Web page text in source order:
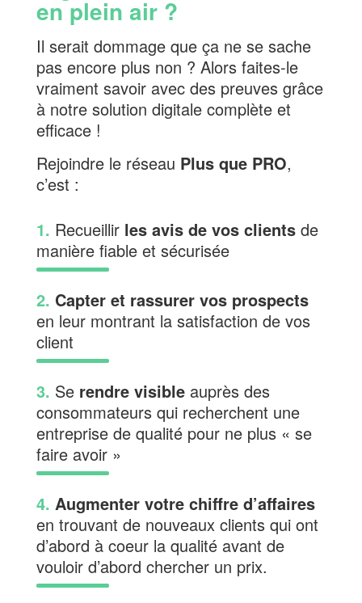
en plein air ?
Il serait dommage que ça ne se sache
pas encore plus non ? Alors faites-le
vraiment savoir avec des preuves grâce
à notre solution digitale complète et
efficace !
Rejoindre le réseau Plus que PRO,
c’est :
1. Recueillir les avis de vos clients de
manière fiable et sécurisée
2. Capter et rassurer vos prospects
en leur montrant la satisfaction de vos
client
3. Se rendre visible auprès des
consommateurs qui recherchent une
entreprise de qualité pour ne plus « se
faire avoir »
4. Augmenter votre chiffre d’affaires
en trouvant de nouveaux clients qui ont
d’abord à coeur la qualité avant de
vouloir d’abord chercher un prix.